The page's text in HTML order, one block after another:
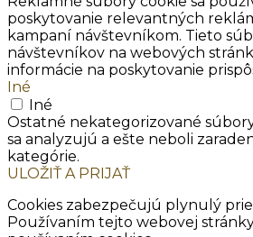
poskytovanie relevantných
kampaní návštevníkom. Tieto
návštevníkov na webových
informácie na poskytovanie
Iné
Iné
Ostatné nekategorizované
sa analyzujú a ešte neboli
kategórie.
ULOŽIŤ A PRIJAŤ
Cookies zabezpečujú plynulý
Používaním tejto webovej